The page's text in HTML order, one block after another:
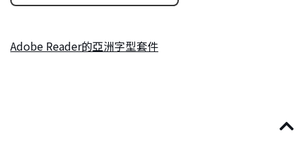
Adobe Reader的亞洲字型套件